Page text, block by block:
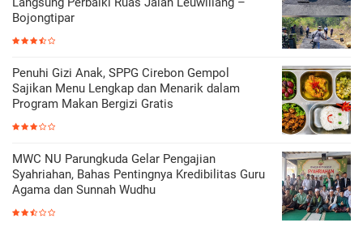
Bojongtipar
Penuhi Gizi Anak, SPPG Cirebon Gempol
Sajikan Menu Lengkap dan Menarik dalam
Program Makan Bergizi Gratis
MWC NU Parungkuda Gelar Pengajian
Syahriahan, Bahas Pentingnya Kredibilitas Guru
Agama dan Sunnah Wudhu